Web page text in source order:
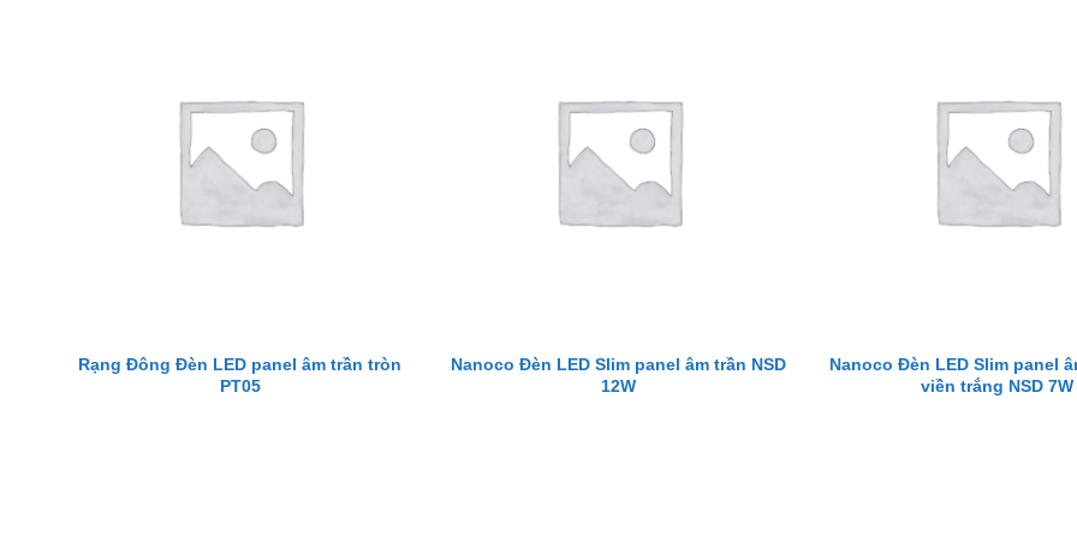
Rạng Đông Đèn LED panel âm trần tròn
PT05
Nanoco Đèn LED Slim panel âm trần NSD
12W
Nanoco Đèn LED Slim panel
viền trắng NSD 7W